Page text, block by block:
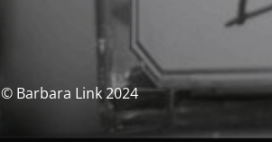
© Barbara Link 2024